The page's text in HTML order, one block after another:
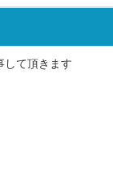
して頂きます